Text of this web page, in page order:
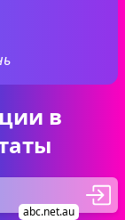
в
abc.net.au